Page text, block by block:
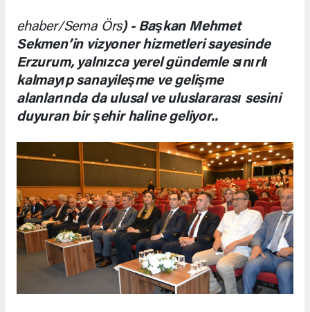
ehaber/Sema Örs) - Başkan Mehmet
Sekmen’in vizyoner hizmetleri sayesinde
Erzurum, yalnızca yerel gündemle sınırlı
kalmayıp sanayileşme ve gelişme
alanlarında da ulusal ve uluslararası sesini
duyuran bir şehir haline geliyor..